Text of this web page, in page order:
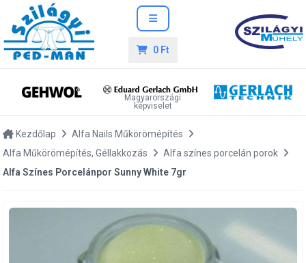
0 Ft
Magyarországi
képviselet
Kezdőlap
Alfa Nails Műkörömépítés
Alfa Műkörömépítés, Géllakkozás
Alfa színes porcelán porok
Alfa Színes Porcelánpor Sunny White 7gr